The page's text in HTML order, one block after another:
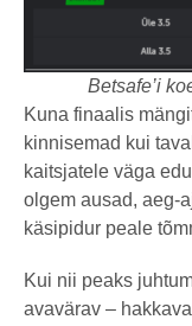
Betsafe’i
Kuna finaalis
kinnisemad kui
kaitsjatele väga
olgem ausad, aeg-
käsipidur peale
Kui nii peaks
avavärav –